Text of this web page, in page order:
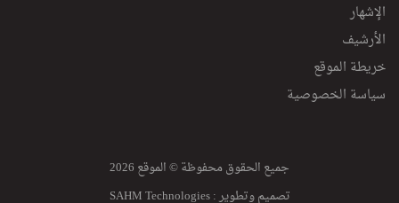
الإشهار
الأرشيف
خريطة الموقع
سياسة الخصوصية
جميع الحقوق محفوظة © الموقع 2026
تصميم وتطوير :SAHM Technologies